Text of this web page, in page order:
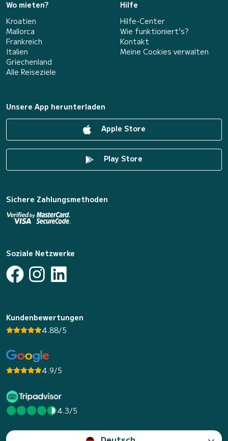
Wo mieten?
Kroatien
Mallorca
Frankreich
Italien
Griechenland
Alle Reiseziele
Hilfe
Hilfe-Center
Wie funktioniert's?
Kontakt
Meine Cookies verwalten
Unsere App herunterladen
Apple Store
Play Store
Sichere Zahlungsmethoden
Soziale Netzwerke
Kundenbewertungen
4.88/5
4.9/5
4.3/5